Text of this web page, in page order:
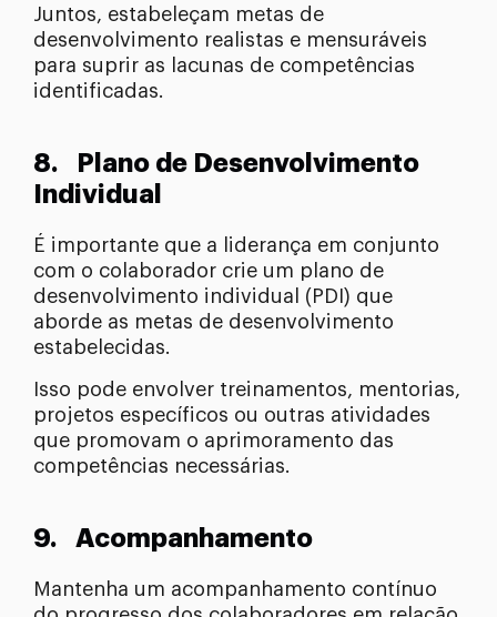
Juntos, estabeleçam metas de
desenvolvimento realistas e mensuráveis
para suprir as lacunas de competências
identificadas.
8.
Plano de Desenvolvimento
Individual
É importante que a liderança em conjunto
com o colaborador crie um plano de
desenvolvimento individual (PDI) que
aborde as metas de desenvolvimento
estabelecidas.
Isso pode envolver treinamentos, mentorias,
projetos específicos ou outras atividades
que promovam o aprimoramento das
competências necessárias.
9. Acompanhamento
Mantenha um acompanhamento contínuo